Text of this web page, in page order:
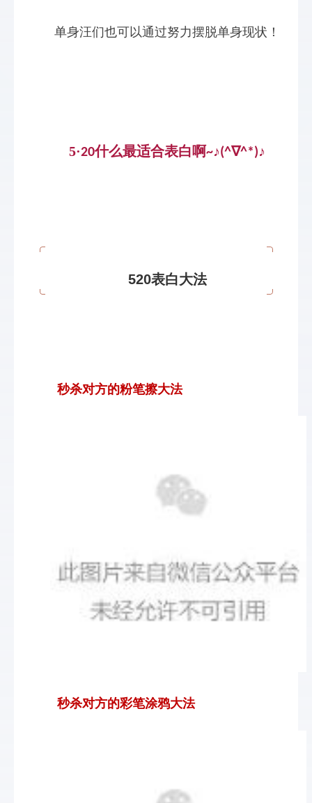
单身汪们也可以通过努力摆脱单身现状！
5·20什么最适合表白啊~♪(^∇^*)♪
520表白大法
秒杀对方的粉笔擦大法
秒杀对方的彩笔涂鸦大法